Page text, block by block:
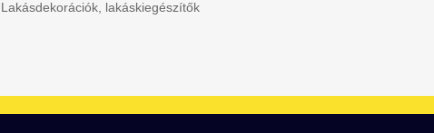
Lakásdekorációk, lakáskiegészítők